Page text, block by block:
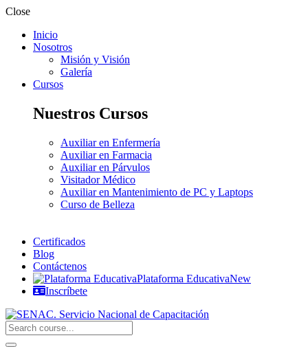
Close
Inicio
Nosotros
Misión y Visión
Galería
Cursos
Nuestros Cursos
Auxiliar en Enfermería
Auxiliar en Farmacia
Auxiliar en Párvulos
Visitador Médico
Auxiliar en Mantenimiento de PC y Laptops
Curso de Belleza
Certificados
Blog
Contáctenos
Plataforma EducativaNew
Inscríbete